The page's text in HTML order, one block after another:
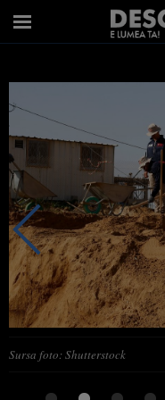
Sursa foto: Shutterstock